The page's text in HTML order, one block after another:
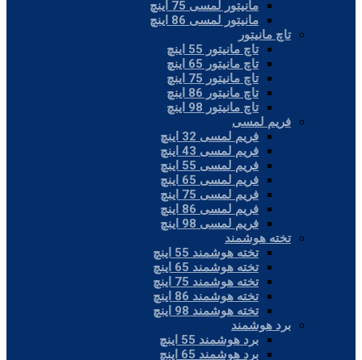
مانیتور لمسی 75 اینچ
مانیتور لمسی 86 اینچ
تاچ مانیتور
تاچ مانیتور 55 اینچ
تاچ مانیتور 65 اینچ
تاچ مانیتور 75 اینچ
تاچ مانیتور 86 اینچ
تاچ مانیتور 98 اینچ
فریم لمسی
فریم لمسی 32 اینچ
فریم لمسی 43 اینچ
فریم لمسی 55 اینچ
فریم لمسی 65 اینچ
فریم لمسی 75 اینچ
فریم لمسی 86 اینچ
فریم لمسی 98 اینچ
تخته هوشمند
تخته هوشمند 55 اینچ
تخته هوشمند 65 اینچ
تخته هوشمند 75 اینچ
تخته هوشمند 86 اینچ
تخته هوشمند 98 اینچ
برد هوشمند
برد هوشمند 55 اینچ
برد هوشمند 65 اینچ